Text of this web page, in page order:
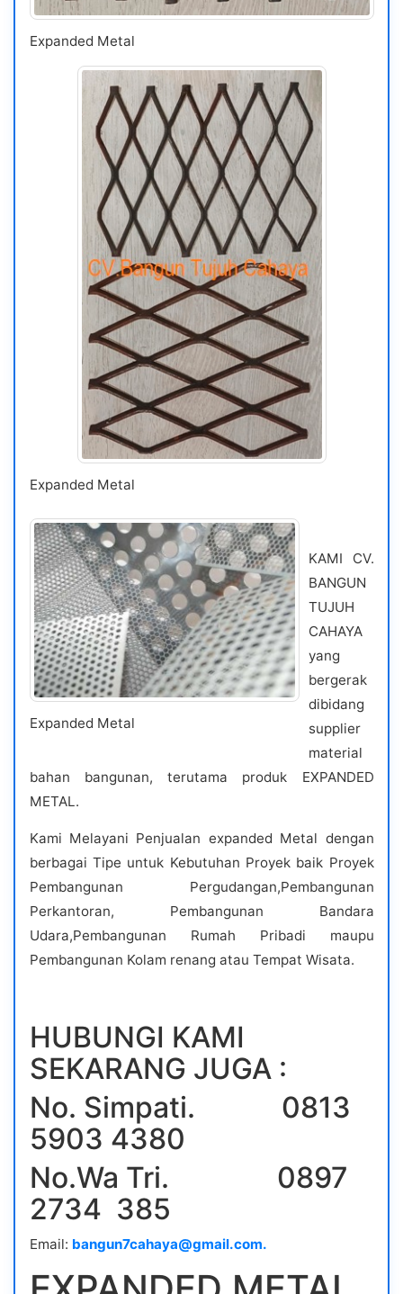
Expanded Metal
Expanded Metal
Expanded Metal
KAMI CV.
BANGUN
TUJUH
CAHAYA
yang
bergerak
dibidang
supplier
material
bahan bangunan, terutama produk EXPANDED
METAL.
Kami Melayani Penjualan expanded Metal dengan
berbagai Tipe untuk Kebutuhan Proyek baik Proyek
Pembangunan Pergudangan,Pembangunan
Perkantoran, Pembangunan Bandara
Udara,Pembangunan Rumah Pribadi maupu
Pembangunan Kolam renang atau Tempat Wisata.
HUBUNGI KAMI
SEKARANG JUGA :
No. Simpati. 0813
5903 4380
No.Wa Tri. 0897
2734 385
Email: bangun7cahaya@gmail.com.